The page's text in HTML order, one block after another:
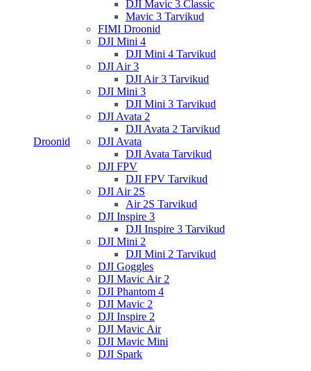
Droonid
DJI Mavic 3 Classic
Mavic 3 Tarvikud
FIMI Droonid
DJI Mini 4
DJI Mini 4 Tarvikud
DJI Air 3
DJI Air 3 Tarvikud
DJI Mini 3
DJI Mini 3 Tarvikud
DJI Avata 2
DJI Avata 2 Tarvikud
DJI Avata
DJI Avata Tarvikud
DJI FPV
DJI FPV Tarvikud
DJI Air 2S
Air 2S Tarvikud
DJI Inspire 3
DJI Inspire 3 Tarvikud
DJI Mini 2
DJI Mini 2 Tarvikud
DJI Goggles
DJI Mavic Air 2
DJI Phantom 4
DJI Mavic 2
DJI Inspire 2
DJI Mavic Air
DJI Mavic Mini
DJI Spark